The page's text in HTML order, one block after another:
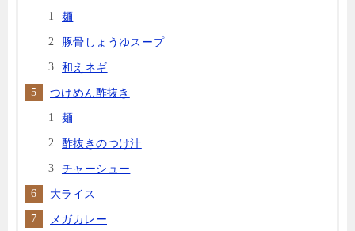
麺
豚骨しょうゆスープ
和えネギ
つけめん酢抜き
麺
酢抜きのつけ汁
チャーシュー
大ライス
メガカレー